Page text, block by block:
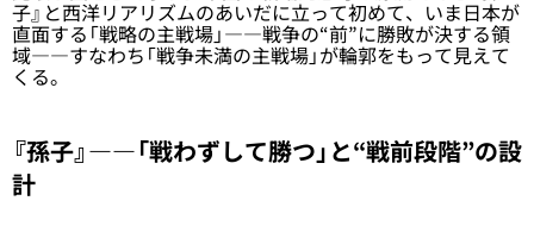
子』と西洋リアリズムのあいだに立って初めて、いま日本が
直面する「戦略の主戦場」――戦争の“前”に勝敗が決する領
域――すなわち「戦争未満の主戦場」が輪郭をもって見えて
くる。
『孫子』――「戦わずして勝つ」と“戦前段階”の設
計